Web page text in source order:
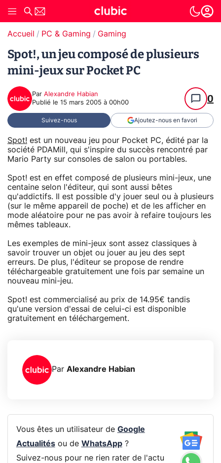
Accueil PC & Gaming Gaming
Spot!, un jeu composé de plusieurs
mini-jeux sur Pocket PC
Par Alexandre Habian
Publié le 15 mars 2005 à 00h00 0
Suivez-nous Ajoutez-nous en favori
Spot! est un nouveau jeu pour Pocket PC, édité par la
société PDAMill, qui s'inspire du succès rencontré par
Mario Party sur consoles de salon ou portables.
Spot! est en effet composé de plusieurs mini-jeux, une
centaine selon l'éditeur, qui sont aussi bêtes
qu'addictifs. Il est possible d'y jouer seul ou à plusieurs
(sur le même appareil de poche) et de les afficher en
mode aléatoire pour ne pas avoir à refaire toujours les
mêmes tableaux.
Les exemples de mini-jeux sont assez classiques à
savoir trouver un objet ou jouer au jeu des sept
erreurs. De plus, l'éditeur se propose de rendre
téléchargeable gratuitement une fois par semaine un
nouveau mini-jeu.
Spot! est commercialisé au prix de 14.95€ tandis
qu'une version d'essai de celui-ci est disponible
gratuitement en téléchargement.
Par Alexandre Habian
Vous êtes un utilisateur de Google
Actualitésou de WhatsApp?
Suivez-nous pour ne rien rater de l'actu